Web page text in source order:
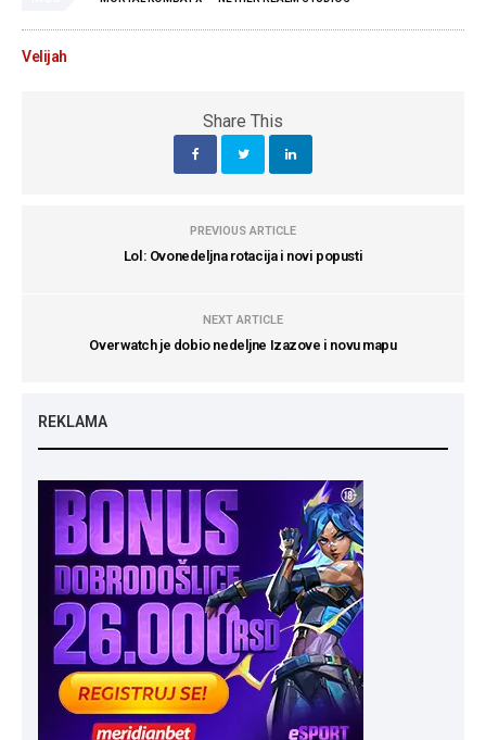
Velijah
Share This
PREVIOUS ARTICLE
Lol: Ovonedeljna rotacija i novi popusti
NEXT ARTICLE
Overwatch je dobio nedeljne Izazove i novu mapu
REKLAMA